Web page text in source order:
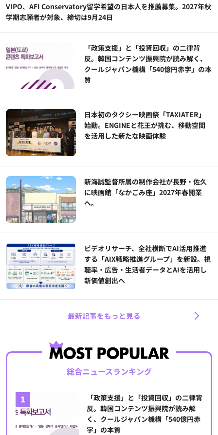
VIPO、AFI Conservatory留学希望の日本人を推薦募集。2027年秋
学期志願者が対象、締切は9月24日
「政策支援」と「投資回収」の二律背
反。韓国コンテンツ振興院が読み解く、
クールジャパン機構「540億円赤字」の本
質
日本初のタクシー映画祭「TAXIATER」
始動。ENGINEと花王が挑む、移動空間
を活用した新たな映画体験
新海誠監督所属の制作会社が長野・佐久
に映画館「なかごみ座」2027年春開業
へ。
ビデオリサーチ、全社横断でAI活用推進
する「AIX戦略推進グループ」を新設。視
聴率・広告・生活者データとAIを活用し
新価値創出へ
最新記事をもっと見る
総合ニュースランキング
「政策支援」と「投資回収」の二律背
反。韓国コンテンツ振興院が読み解
く、クールジャパン機構「540億円赤
字」の本質